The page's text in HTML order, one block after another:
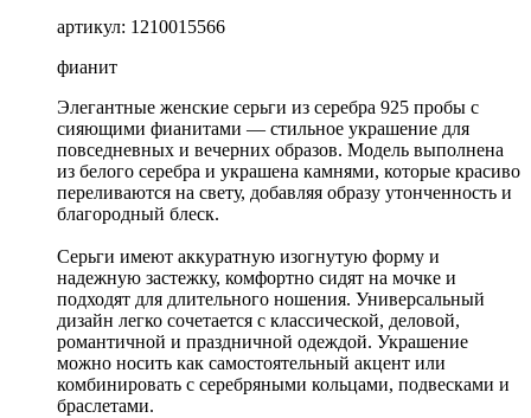
артикул: 1210015566
фианит
Элегантные женские серьги из серебра 925 пробы с
сияющими фианитами — стильное украшение для
повседневных и вечерних образов. Модель выполнена
из белого серебра и украшена камнями, которые красиво
переливаются на свету, добавляя образу утонченность и
благородный блеск.
Серьги имеют аккуратную изогнутую форму и
надежную застежку, комфортно сидят на мочке и
подходят для длительного ношения. Универсальный
дизайн легко сочетается с классической, деловой,
романтичной и праздничной одеждой. Украшение
можно носить как самостоятельный акцент или
комбинировать с серебряными кольцами, подвесками и
браслетами.